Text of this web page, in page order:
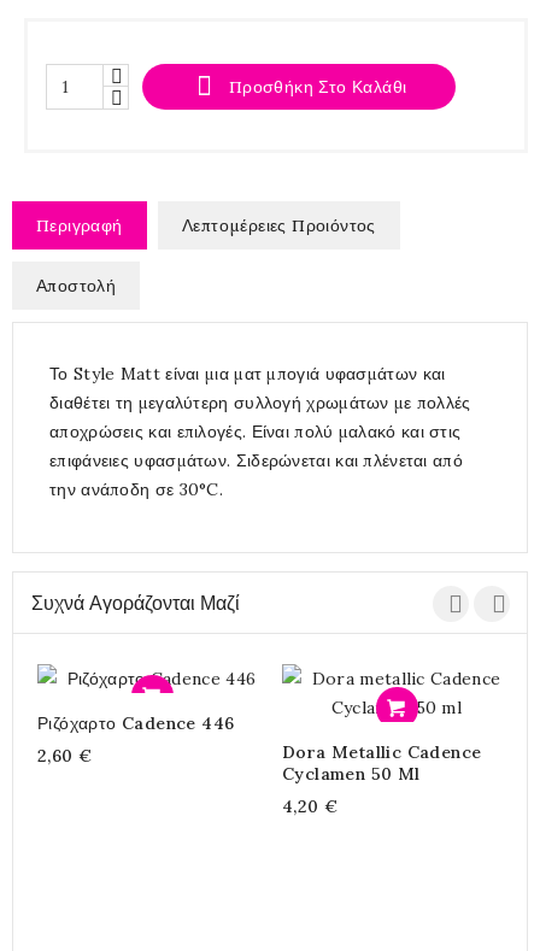
 Προσθήκη Στο Καλάθι
Περιγραφή Λεπτομέρειες Προιόντος
Αποστολή
Το Style Matt είναι μια ματ μπογιά υφασμάτων και
διαθέτει τη μεγαλύτερη συλλογή χρωμάτων με πολλές
αποχρώσεις και επιλογές. Είναι πολύ μαλακό και στις
επιφάνειες υφασμάτων. Σιδερώνεται και πλένεται από
την ανάποδη σε 30°C.
Συχνά Αγοράζονται Μαζί
Ριζόχαρτο Cadence 446
2,60 €
Dora Metallic Cadence
Cyclamen 50 Ml
4,20 €